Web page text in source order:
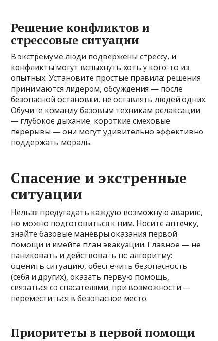
Решение конфликтов и
стрессовые ситуации
В экстремуме люди подвержены стрессу, и
конфликты могут вспыхнуть хоть у кого-то из
опытных. Установите простые правила: решения
принимаются лидером, обсуждения — после
безопасной остановки, не оставлять людей одних.
Обучите команду базовым техникам релаксации
— глубокое дыхание, короткие смеховые
перерывы — они могут удивительно эффективно
поддержать мораль.
Спасение и экстренные
ситуации
Нельзя предугадать каждую возможную аварию,
но можно подготовиться к ним. Носите аптечку,
знайте базовые манёвры оказания первой
помощи и имейте план эвакуации. Главное — не
паниковать и действовать по алгоритму:
оценить ситуацию, обеспечить безопасность
(себя и других), оказать первую помощь,
связаться со спасателями, при возможности —
переместиться в безопасное место.
Приоритеты в первой помощи